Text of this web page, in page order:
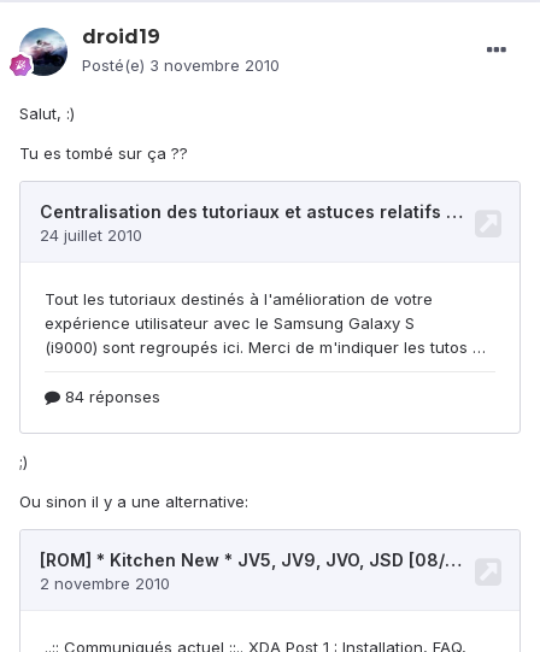
droid19
Posté(e) 3 novembre 2010
Salut, :)
Tu es tombé sur ça ??
;)
Ou sinon il y a une alternative: